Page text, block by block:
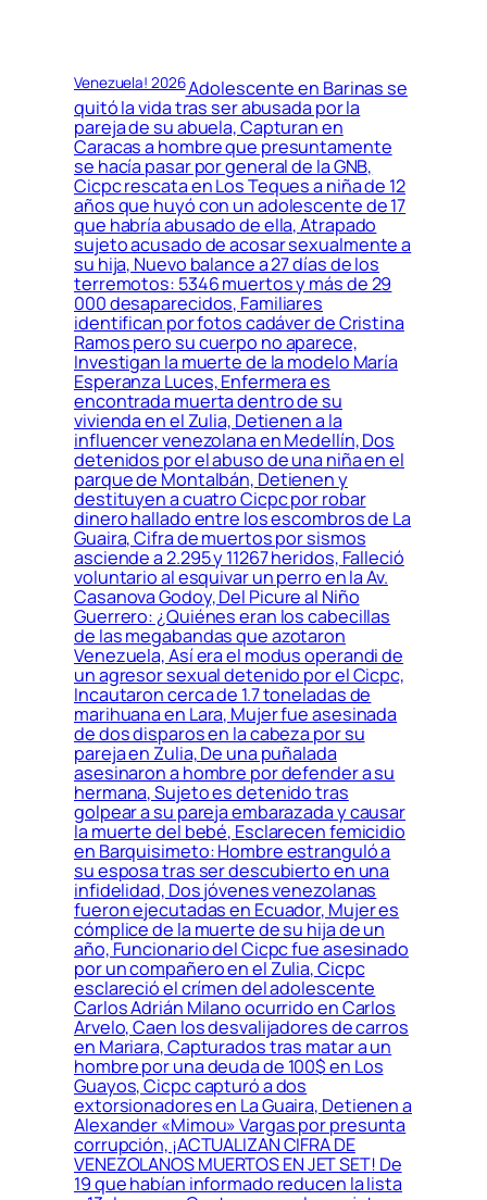
Venezuela! 2026Adolescente en Barinas se
quitó la vida tras ser abusada por la
pareja de su abuela, Capturan en
Caracas a hombre que presuntamente
se hacía pasar por general de la GNB,
Cicpc rescata en Los Teques a niña de 12
años que huyó con un adolescente de 17
que habría abusado de ella, Atrapado
sujeto acusado de acosar sexualmente a
su hija, Nuevo balance a 27 días de los
terremotos: 5346 muertos y más de 29
000 desaparecidos, Familiares
identifican por fotos cadáver de Cristina
Ramos pero su cuerpo no aparece,
Investigan la muerte de la modelo María
Esperanza Luces, Enfermera es
encontrada muerta dentro de su
vivienda en el Zulia, Detienen a la
influencer venezolana en Medellín, Dos
detenidos por el abuso de una niña en el
parque de Montalbán, Detienen y
destituyen a cuatro Cicpc por robar
dinero hallado entre los escombros de La
Guaira, Cifra de muertos por sismos
asciende a 2.295 y 11267 heridos, Falleció
voluntario al esquivar un perro en la Av.
Casanova Godoy, Del Picure al Niño
Guerrero: ¿Quiénes eran los cabecillas
de las megabandas que azotaron
Venezuela, Así era el modus operandi de
un agresor sexual detenido por el Cicpc,
Incautaron cerca de 1.7 toneladas de
marihuana en Lara, Mujer fue asesinada
de dos disparos en la cabeza por su
pareja en Zulia, De una puñalada
asesinaron a hombre por defender a su
hermana, Sujeto es detenido tras
golpear a su pareja embarazada y causar
la muerte del bebé, Esclarecen femicidio
en Barquisimeto: Hombre estranguló a
su esposa tras ser descubierto en una
infidelidad, Dos jóvenes venezolanas
fueron ejecutadas en Ecuador, Mujer es
cómplice de la muerte de su hija de un
año, Funcionario del Cicpc fue asesinado
por un compañero en el Zulia, Cicpc
esclareció el crímen del adolescente
Carlos Adrián Milano ocurrido en Carlos
Arvelo, Caen los desvalijadores de carros
en Mariara, Capturados tras matar a un
hombre por una deuda de 100$ en Los
Guayos, Cicpc capturó a dos
extorsionadores en La Guaira, Detienen a
Alexander «Mimou» Vargas por presunta
corrupción, ¡ACTUALIZAN CIFRA DE
VENEZOLANOS MUERTOS EN JET SET! De
19 que habían informado reducen la lista